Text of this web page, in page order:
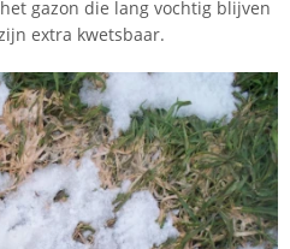
gazon die lang vochtig blijven
extra kwetsbaar.